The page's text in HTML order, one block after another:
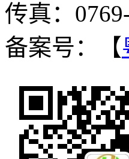
传真：
备案号：【